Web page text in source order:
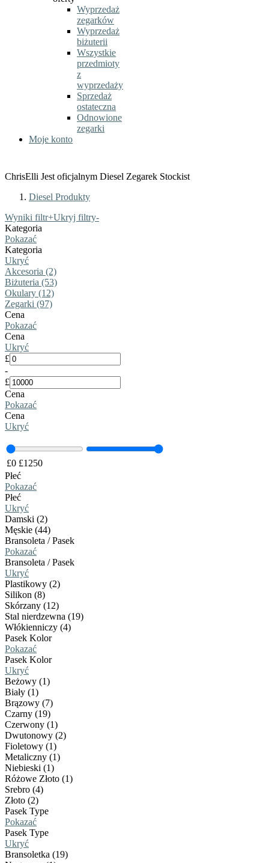
Wyprzedaż
zegarków
Wyprzedaż
biżuterii
Wszystkie
przedmioty
z
wyprzedaży
Sprzedaż
ostateczna
Odnowione
zegarki
Moje konto
ChrisElli Jest oficjalnym Diesel Zegarek Stockist
Diesel Produkty
Wyniki filtr+Ukryj filtry-
Kategoria
Pokazać
Kategoria
Ukryć
Akcesoria (2)
Biżuteria (53)
Okulary (12)
Zegarki (97)
Cena
Pokazać
Cena
Ukryć
£
-
£
Cena
Pokazać
Cena
Ukryć
£0 £1250
Płeć
Pokazać
Płeć
Ukryć
Damski (2)
Męskie (44)
Bransoleta / Pasek
Pokazać
Bransoleta / Pasek
Ukryć
Plastikowy (2)
Silikon (8)
Skórzany (12)
Stal nierdzewna (19)
Włókienniczy (4)
Pasek Kolor
Pokazać
Pasek Kolor
Ukryć
Beżowy (1)
Biały (1)
Brązowy (7)
Czarny (19)
Czerwony (1)
Dwutonowy (2)
Fioletowy (1)
Metaliczny (1)
Niebieski (1)
Różowe Złoto (1)
Srebro (4)
Złoto (2)
Pasek Type
Pokazać
Pasek Type
Ukryć
Bransoletka (19)